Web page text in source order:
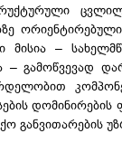
მისია –
გამოწვევად
განვითარების